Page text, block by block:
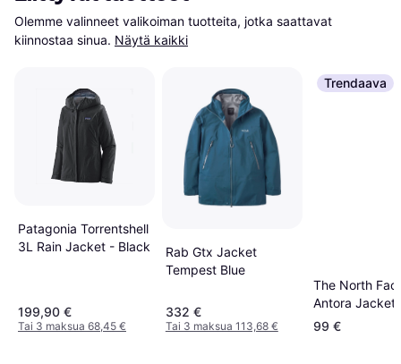
Olemme valinneet valikoiman tuotteita, jotka saattavat
kiinnostaa sinua. Näytä kaikki
Patagonia Torrentshell
3L Rain Jacket - Black
199,90 €
Tai 3 maksua 68,45 €
Rab Gtx Jacket
Tempest Blue
332 €
Tai 3 maksua 113,68 €
Trendaava
The North
Antora Jacket
Blue/TNF
99 €